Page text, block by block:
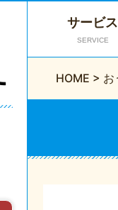
サービス
SERVICE
HOME > お